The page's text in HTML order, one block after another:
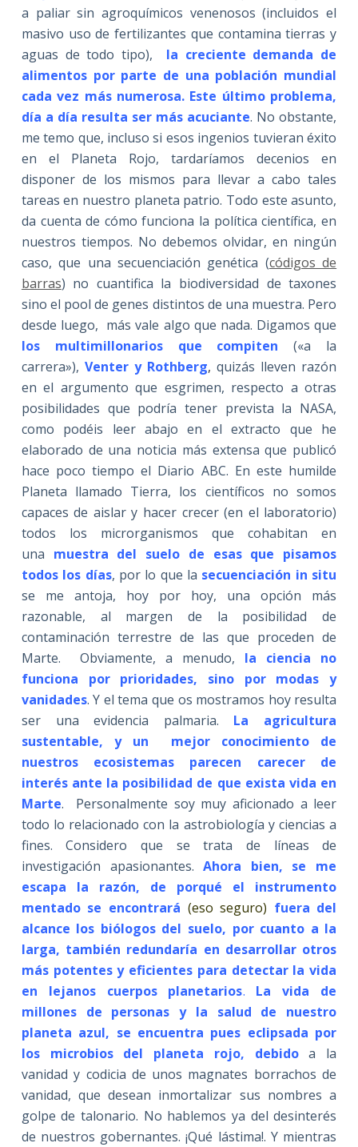
a paliar sin agroquímicos venenosos (incluidos el
masivo uso de fertilizantes que contamina tierras y
aguas de todo tipo), la creciente demanda de
alimentos por parte de una población mundial
cada vez más numerosa. Este último problema,
día a día resulta ser más acuciante. No obstante,
me temo que, incluso si esos ingenios tuvieran éxito
en el Planeta Rojo, tardaríamos decenios en
disponer de los mismos para llevar a cabo tales
tareas en nuestro planeta patrio. Todo este asunto,
da cuenta de cómo funciona la política científica, en
nuestros tiempos. No debemos olvidar, en ningún
caso, que una secuenciación genética (códigos de
barras) no cuantifica la biodiversidad de taxones
sino el pool de genes distintos de una muestra. Pero
desde luego, más vale algo que nada. Digamos que
los multimillonarios que compiten
(«a la
carrera»), Venter y Rothberg, quizás lleven razón
en el argumento que esgrimen, respecto a otras
posibilidades que podría tener prevista la NASA,
como podéis leer abajo en el extracto que he
elaborado de una noticia más extensa que publicó
hace poco tiempo el Diario ABC. En este humilde
Planeta llamado Tierra, los científicos no somos
capaces de aislar y hacer crecer (en el laboratorio)
todos los microrganismos que cohabitan en
una muestra del suelo de esas que pisamos
todos los días, por lo que la secuenciación in situ
se me antoja, hoy por hoy, una opción más
razonable, al margen de la posibilidad de
contaminación terrestre de las que proceden de
Marte. Obviamente, a menudo, la ciencia no
funciona por prioridades, sino por modas y
vanidades. Y el tema que os mostramos hoy resulta
ser una evidencia palmaria. La agricultura
sustentable, y un mejor conocimiento de
nuestros ecosistemas parecen carecer de
interés ante la posibilidad de que exista vida en
Marte. Personalmente soy muy aficionado a leer
todo lo relacionado con la astrobiología y ciencias a
fines. Considero que se trata de líneas de
investigación apasionantes.Ahora bien, se me
escapa la razón, de porqué el instrumento
mentado se encontrará (eso seguro) fuera del
alcance los biólogos del suelo, por cuanto a la
larga, también redundaría en desarrollar otros
más potentes y eficientes para detectar la vida
en lejanos cuerpos planetarios. La vida de
millones de personas y la salud de nuestro
planeta azul, se encuentra pues eclipsada por
los microbios del planeta rojo, debido a la
vanidad y codicia de unos magnates borrachos de
vanidad, que desean inmortalizar sus nombres a
golpe de talonario. No hablemos ya del desinterés
de nuestros gobernantes. ¡Qué lástima!. Y mientras